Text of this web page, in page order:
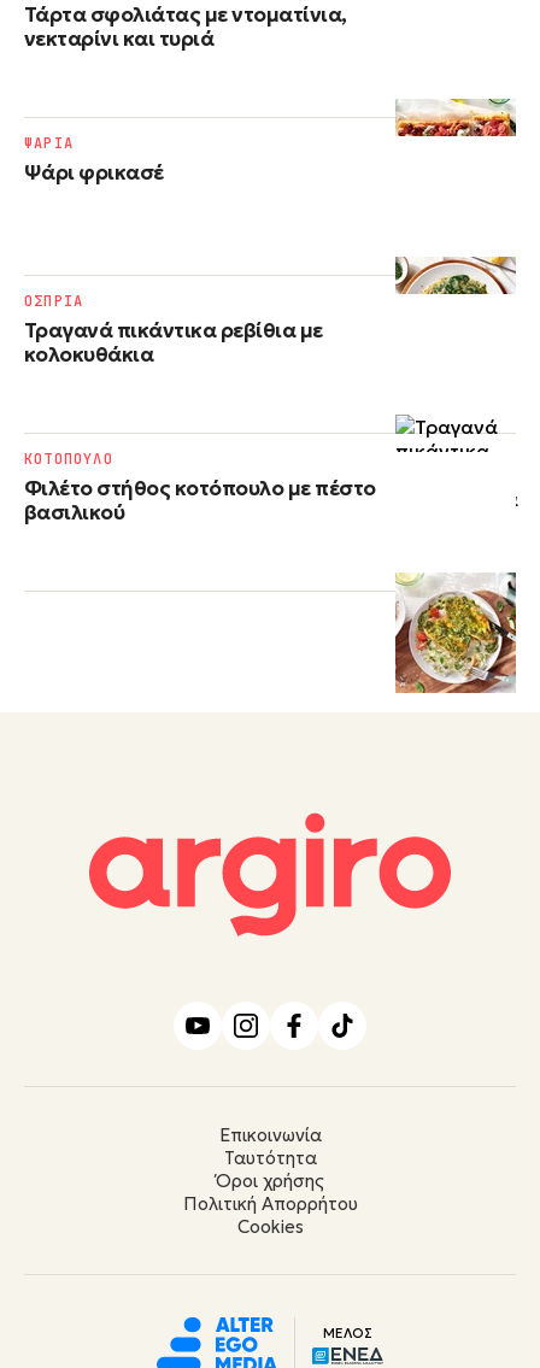
Τάρτα σφολιάτας με ντοματίνια,
νεκταρίνι και τυριά
Ψάρι φρικασέ
ΨΑΡΙΑ
Τραγανά πικάντικα ρεβίθια με
κολοκυθάκια
ΟΣΠΡΙΑ
Φιλέτο στήθος κοτόπουλο με πέστο
βασιλικού
ΚΟΤΟΠΟΥΛΟ
Επικοινωνία
Ταυτότητα
Όροι χρήσης
Πολιτική Απορρήτου
Cookies
ΜΕΛΟΣ